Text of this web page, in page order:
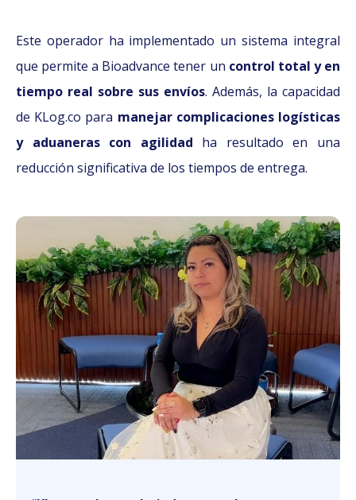
Este operador ha implementado un sistema integral
que permite a Bioadvance tener un control total y en
tiempo real sobre sus envíos. Además, la capacidad
de KLog.co para manejar complicaciones logísticas
y aduaneras con agilidad ha resultado en una
reducción significativa de los tiempos de entrega.